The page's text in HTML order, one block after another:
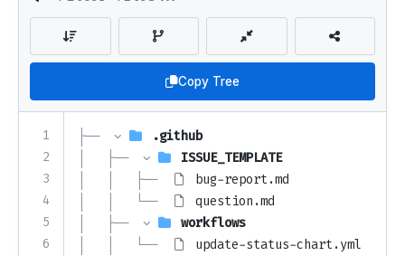
Copy Tree
1
2
3
4
5
6
├──
.github
│   ├──
ISSUE_TEMPLATE
│   │   ├──
bug-report.md
│   │   └──
question.md
│   ├──
workflows
│   │   └──
update-status-chart.yml